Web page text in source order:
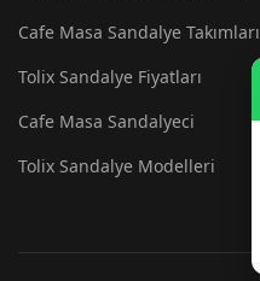
Cafe Masa Sandalye Takımları
Tolix Sandalye Fiyatları
Cafe Masa Sandalyeci
Tolix Sandalye Modelleri